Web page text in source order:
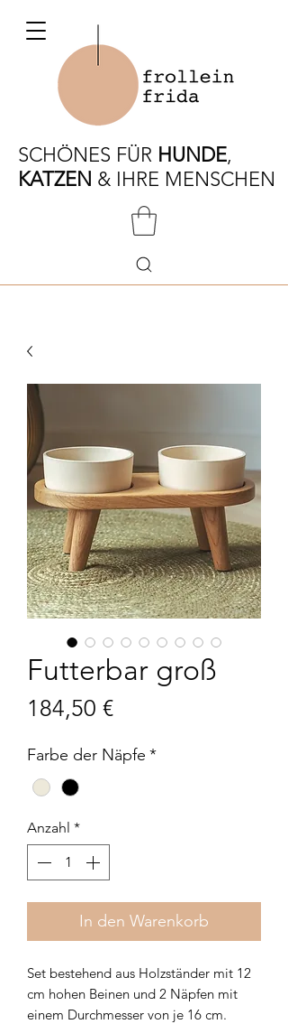
SCHÖNES FÜR HUNDE,
KATZEN & IHRE MENSCHEN
Futterbar groß
184,50 €Preis
Farbe der Näpfe *
Anzahl *
In den Warenkorb
Set bestehend aus Holzständer mit 12
cm hohen Beinen und 2 Näpfen mit
einem Durchmesser von je 16 cm.